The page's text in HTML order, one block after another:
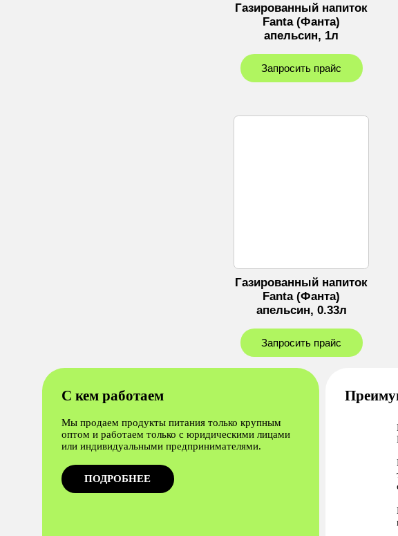
Газированный напиток
Fanta (Фанта)
апельсин, 1л
Запросить прайс
Газированный напиток
Fanta (Фанта)
апельсин, 0.33л
Запросить прайс
С кем работаем
Мы продаем продукты питания только крупным
оптом и работаем только с юридическими лицами
или индивидуальными предпринимателями.
ПОДРОБНЕЕ